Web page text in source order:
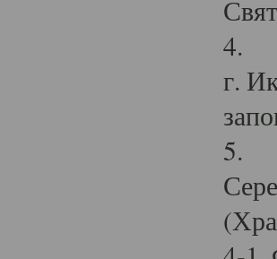
4.
г.
5.